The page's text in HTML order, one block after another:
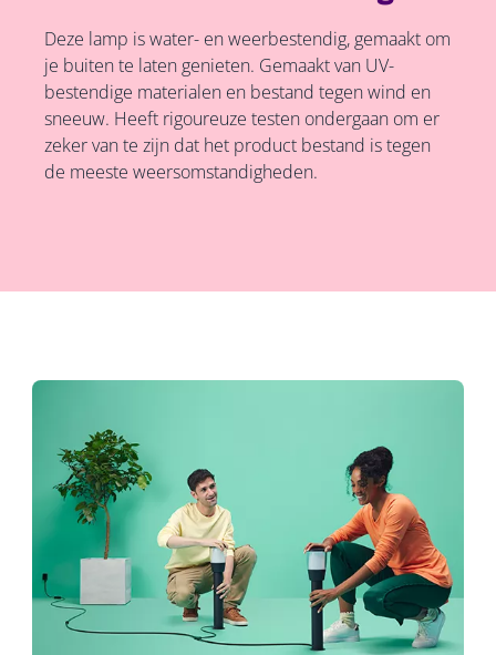
Deze lamp is water- en weerbestendig, gemaakt om
je buiten te laten genieten. Gemaakt van UV-
bestendige materialen en bestand tegen wind en
sneeuw. Heeft rigoureuze testen ondergaan om er
zeker van te zijn dat het product bestand is tegen
de meeste weersomstandigheden.